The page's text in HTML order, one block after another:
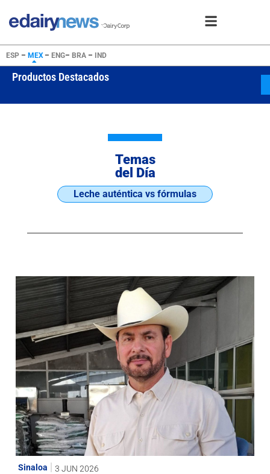
ESP – MEX– ENG– BRA – IND
Productos Destacados
WPC80 InstUSD 25505
Temas
del Día
Leche auténtica vs fórmulas
Sinaloa 3 JUN 2026